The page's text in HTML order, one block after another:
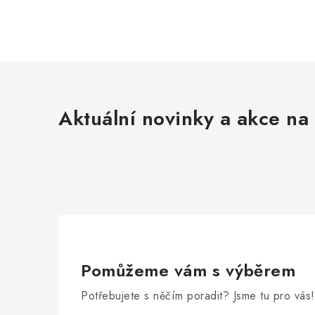
Aktuální novinky a akce na
Pomůžeme vám s výběrem
Potřebujete s něčím poradit? Jsme tu pro vás!